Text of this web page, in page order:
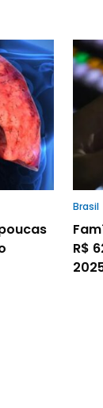
Brasil
R$